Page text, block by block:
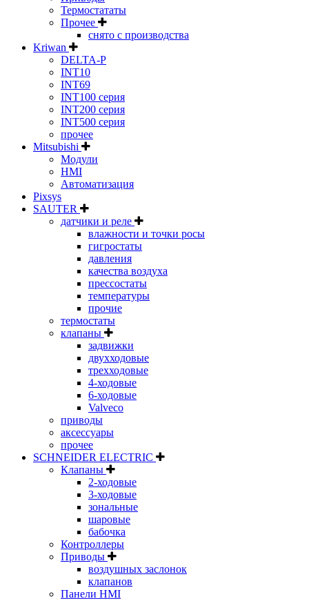
Термостататы
Прочее
снято с производства
Kriwan
DELTA-P
INT10
INT69
INT100 серия
INT200 серия
INT500 серия
прочее
Mitsubishi
Модули
HMI
Автоматизация
Pixsys
SAUTER
датчики и реле
влажности и точки росы
гигростаты
давления
качества воздуха
прессостаты
температуры
прочие
термостаты
клапаны
задвижки
двухходовые
трехходовые
4-ходовые
6-ходовые
Valveco
приводы
аксессуары
прочее
SCHNEIDER ELECTRIC
Клапаны
2-ходовые
3-ходовые
зональные
шаровые
бабочка
Контроллеры
Приводы
воздушных заслонок
клапанов
Панели HMI